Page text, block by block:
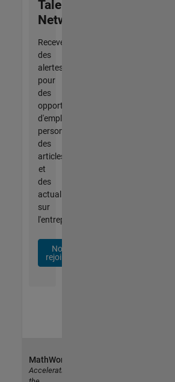
Talent
Network
Recevez
des
alertes
pour
des
opportunités
d'emploi
personnalisées,
des
articles
et
des
actualités
sur
l'entreprise.
Nous
rejoindre
MathWorks
Accelerating